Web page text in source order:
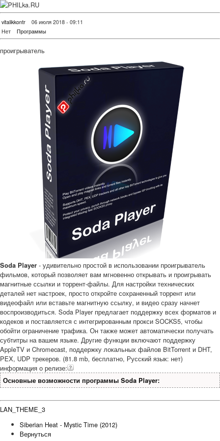
vitalikkontr
06 июля 2018 - 09:11
Нет
Программы
проигрыватель
Soda Player - удивительно простой в использовании проигрыватель
фильмов, который позволяет вам мгновенно открывать и проигрывать
магнитные ссылки и торрент-файлы. Для настройки технических
деталей нет настроек, просто откройте сохраненный торрент или
видеофайл или вставьте магнитную ссылку, и видео сразу начнет
воспроизводиться. Soda Player предлагает поддержку всех форматов и
кодеков и поставляется с интегрированным прокси SOCKS5, чтобы
обойти ограничение трафика. Он также может автоматически получать
субтитры на вашем языке. Другие функции включают поддержку
AppleTV и Chromecast, поддержку локальных файлов BitTorrent и DHT,
PEX, UDP трекеров. (81.8 mb, бесплатно, Русский язык: нет)
информация о релизе:
Основные возможности программы Soda Player:
LAN_THEME_3
Siberian Heat - Mystic Time (2012)
Вернуться